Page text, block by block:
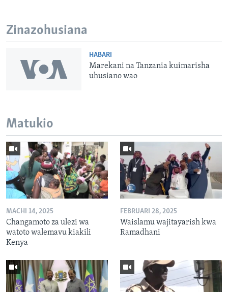
Zinazohusiana
HABARI
Marekani na Tanzania kuimarisha
uhusiano wao
Matukio
MACHI 14, 2025
Changamoto za ulezi wa
watoto walemavu kiakili
Kenya
FEBRUARI 28, 2025
Waislamu wajitayarish kwa
Ramadhani